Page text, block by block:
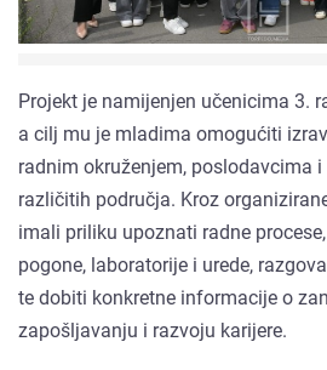
Projekt je namijenjen učenicima 3.
a cilj mu je mladima omogućiti
radnim okruženjem, poslodavcima
različitih područja. Kroz
imali priliku upoznati radne
pogone, laboratorije i urede,
te dobiti konkretne informacije o
zapošljavanju i razvoju karijere.